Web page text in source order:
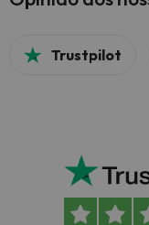
Trustpilot